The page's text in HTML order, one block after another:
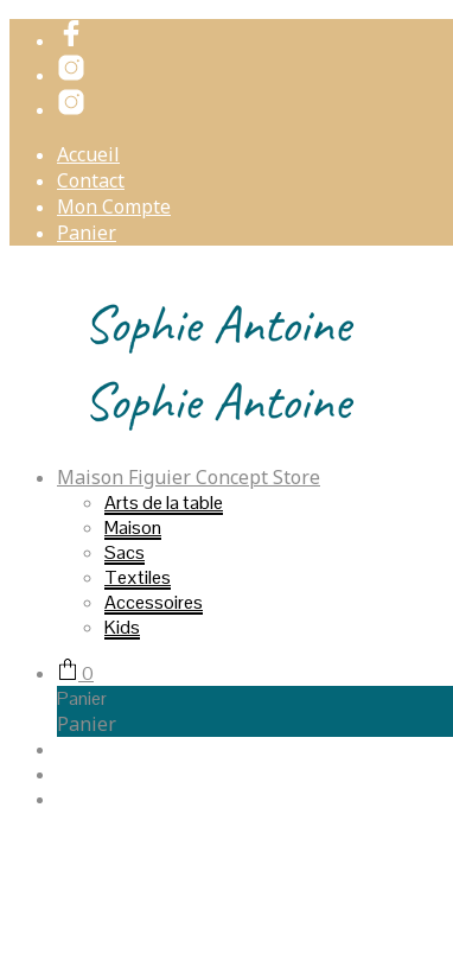
Accueil
Contact
Mon Compte
Panier
Maison Figuier Concept Store
Arts de la table
Maison
Sacs
Textiles
Accessoires
Kids
0
Panier
Panier